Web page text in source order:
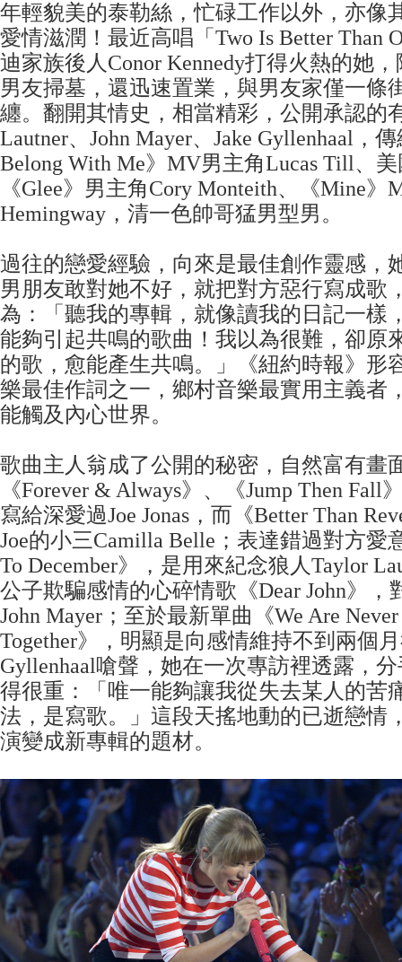
年輕貌美的泰勒絲，忙碌工作以外，亦像
愛情滋潤！最近高唱「Two Is Better Than
迪家族後人Conor Kennedy打得火熱的她
男友掃墓，還迅速置業，與男友家僅一條
纏。翻開其情史，相當精彩，公開承認的
Lautner、John Mayer、Jake Gyllenhaal，
Belong With Me》MV男主角Lucas Till、
《Glee》男主角Cory Monteith、《Mine》
Hemingway，清一色帥哥猛男型男。
過往的戀愛經驗，向來是最佳創作靈感，
男朋友敢對她不好，就把對方惡行寫成歌
為：「聽我的專輯，就像讀我的日記一樣
能夠引起共鳴的歌曲！我以為很難，卻原
的歌，愈能產生共鳴。」《紐約時報》形
樂最佳作詞之一，鄉村音樂最實用主義者
能觸及內心世界。
歌曲主人翁成了公開的秘密，自然富有畫
《Forever & Always》、《Jump Then Fall
寫給深愛過Joe Jonas，而《Better Than
Joe的小三Camilla Belle；表達錯過對方愛
To December》，是用來紀念狼人Taylor
公子欺騙感情的心碎情歌《Dear John》，
John Mayer；至於最新單曲《We Are
Together》，明顯是向感情維持不到兩個
Gyllenhaal嗆聲，她在一次專訪裡透露，
得很重：「唯一能夠讓我從失去某人的苦
法，是寫歌。」這段天搖地動的已逝戀情
演變成新專輯的題材。